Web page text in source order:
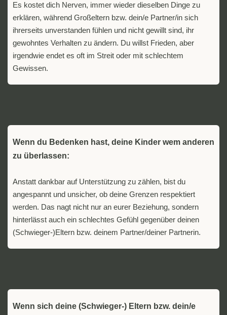
Es kostet dich Nerven, immer wieder dieselben Dinge zu
erklären, während Großeltern bzw. dein/e Partner/in sich
ihrerseits unverstanden fühlen und nicht gewillt sind, ihr
gewohntes Verhalten zu ändern. Du willst Frieden, aber
irgendwie endet es oft im Streit oder mit schlechtem
Gewissen.
Wenn du Bedenken hast, deine Kinder wem anderen
zu überlassen:
Anstatt dankbar auf Unterstützung zu zählen, bist du
angespannt und unsicher, ob deine Grenzen respektiert
werden. Das nagt nicht nur an eurer Beziehung, sondern
hinterlässt auch ein schlechtes Gefühl gegenüber deinen
(Schwieger-)Eltern bzw. deinem Partner/deiner Partnerin.
Wenn sich deine (Schwieger-) Eltern bzw. dein/e